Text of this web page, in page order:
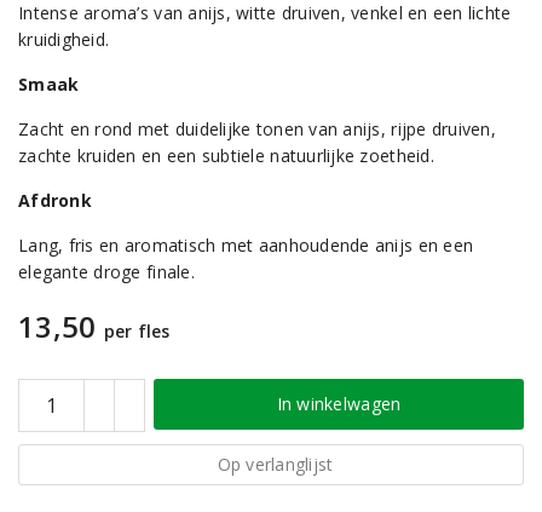
Intense aroma’s van anijs, witte druiven, venkel en een lichte
kruidigheid.
Smaak
Zacht en rond met duidelijke tonen van anijs, rijpe druiven,
zachte kruiden en een subtiele natuurlijke zoetheid.
Afdronk
Lang, fris en aromatisch met aanhoudende anijs en een
elegante droge finale.
13,50 per fles
In winkelwagen
Op verlanglijst